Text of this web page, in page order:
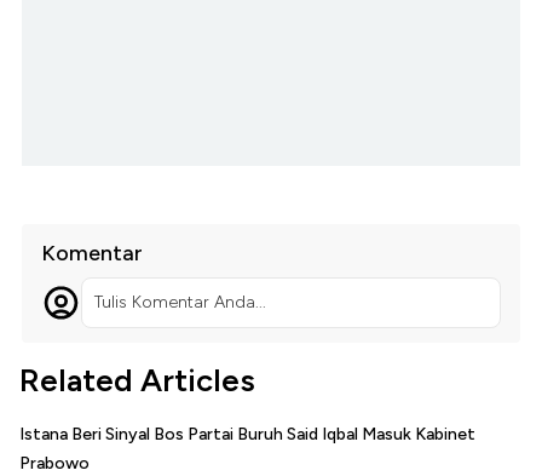
Komentar
Tulis Komentar Anda...
Related Articles
Istana Beri Sinyal Bos Partai Buruh Said Iqbal Masuk Kabinet
Prabowo